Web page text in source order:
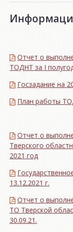
Отчет о
ТОДНТ за I
Госзадание на
План работы
Отчет о
Тверского
2021 год
13.12.2021 г.
Отчет о
ТО Тверской
30.09.21.